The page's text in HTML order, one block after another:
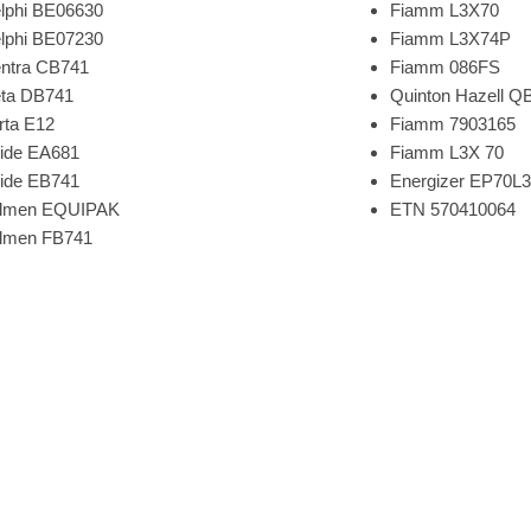
BE06630
BE07230
CB741
DB741
E12
EA681
EB741
EQUIPAK
FB741
Fiamm L3X70
Fiamm L3X74P
Fiamm 086FS
Quinton Hazell
Fiamm 7903165
Fiamm L3X 70
Energizer
ETN 570410064